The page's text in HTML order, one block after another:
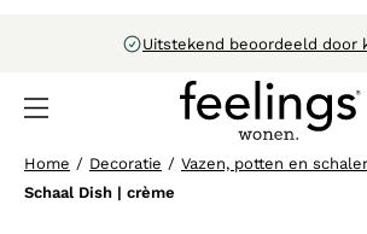
Uitstekend beoordeeld door
Home / Decoratie / Vazen, potten en
Schaal Dish | crème